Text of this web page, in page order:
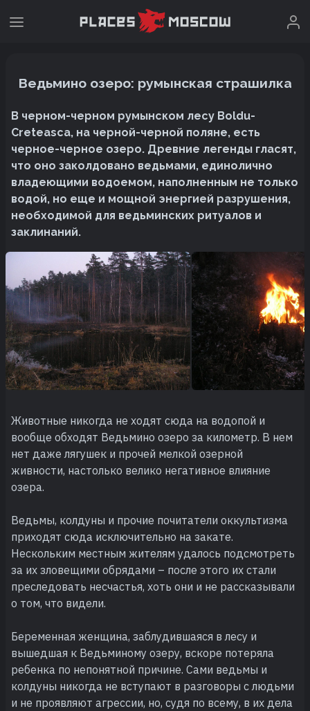
Ведьмино озеро: румынская страшилка
В черном-черном румынском лесу Boldu-
Creteasca, на черной-черной поляне, есть
черное-черное озеро. Древние легенды гласят,
что оно заколдовано ведьмами, единолично
владеющими водоемом, наполненным не только
водой, но еще и мощной энергией разрушения,
необходимой для ведьминских ритуалов и
заклинаний.
Животные никогда не ходят сюда на водопой и
вообще обходят Ведьмино озеро за километр. В нем
нет даже лягушек и прочей мелкой озерной
живности, настолько велико негативное влияние
озера.
Ведьмы, колдуны и прочие почитатели оккультизма
приходят сюда исключительно на закате.
Нескольким местным жителям удалось подсмотреть
за их зловещими обрядами – после этого их стали
преследовать несчастья, хоть они и не рассказывали
о том, что видели.
Беременная женщина, заблудившаяся в лесу и
вышедшая к Ведьминому озеру, вскоре потеряла
ребенка по непонятной причине. Сами ведьмы и
колдуны никогда не вступают в разговоры с людьми
и не проявляют агрессии, но, судя по всему, в их дела